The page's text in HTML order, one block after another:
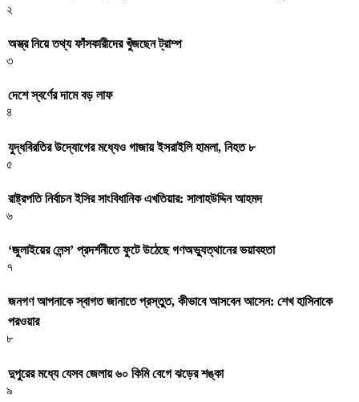
২
অস্ত্র নিয়ে তথ্য ফাঁসকারীদের খুঁজছেন ট্রাম্প
৩
দেশে স্বর্ণের দামে বড় লাফ
৪
যুদ্ধবিরতির উদ্যোগের মধ্যেও গাজায় ইসরাইলি হামলা, নিহত ৮
৫
রাষ্ট্রপতি নির্বাচন ইসির সাংবিধানিক এখতিয়ার: সালাহউদ্দিন আহমদ
৬
‘জুলাইয়ের লেন্স’ প্রদর্শনীতে ফুটে উঠেছে গণঅভ্যুত্থানের ভয়াবহতা
৭
জনগণ আপনাকে স্বাগত জানাতে প্রস্তুত, কীভাবে আসবেন আসেন: শেখ হাসিনাকে
পরওয়ার
৮
দুপুরের মধ্যে যেসব জেলায় ৬০ কিমি বেগে ঝড়ের শঙ্কা
৯